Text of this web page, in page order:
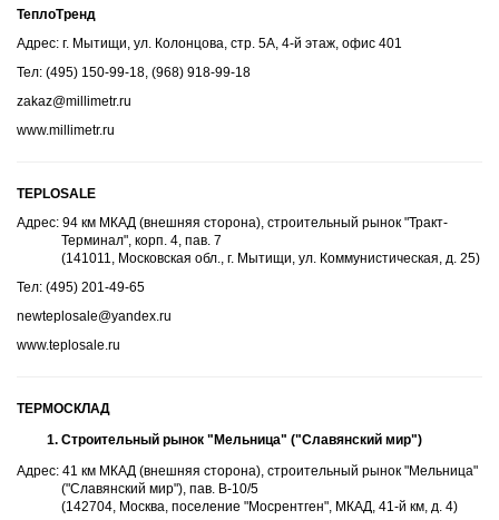
ТеплоТренд
Адрес: г. Мытищи, ул. Колонцова, стр. 5А, 4-й этаж, офис 401
Тел: (495) 150-99-18, (968) 918-99-18
zakaz@millimetr.ru
www.millimetr.ru
TEPLOSALE
Адрес: 94 км МКАД (внешняя сторона), строительный рынок "Тракт-
Терминал", корп. 4, пав. 7
(141011, Московская обл., г. Мытищи, ул. Коммунистическая, д. 25)
Тел: (495) 201-49-65
newteplosale@yandex.ru
www.teplosale.ru
ТЕРМОСКЛАД
Строительный рынок "Мельница" ("Славянский мир")
Адрес: 41 км МКАД (внешняя сторона), строительный рынок "Мельница"
("Славянский мир"), пав. В-10/5
(142704, Москва, поселение "Мосрентген", МКАД, 41-й км, д. 4)